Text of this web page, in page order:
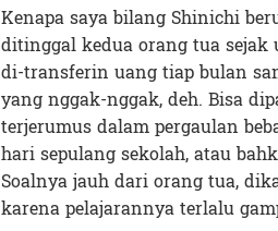
Kenapa saya bilang Shinichi
ditinggal kedua orang tua
di-transferin uang tiap bulan
yang nggak-nggak, deh. Bisa
terjerumus dalam pergaulan
hari sepulang sekolah, atau
Soalnya jauh dari orang tua,
karena pelajarannya terlalu